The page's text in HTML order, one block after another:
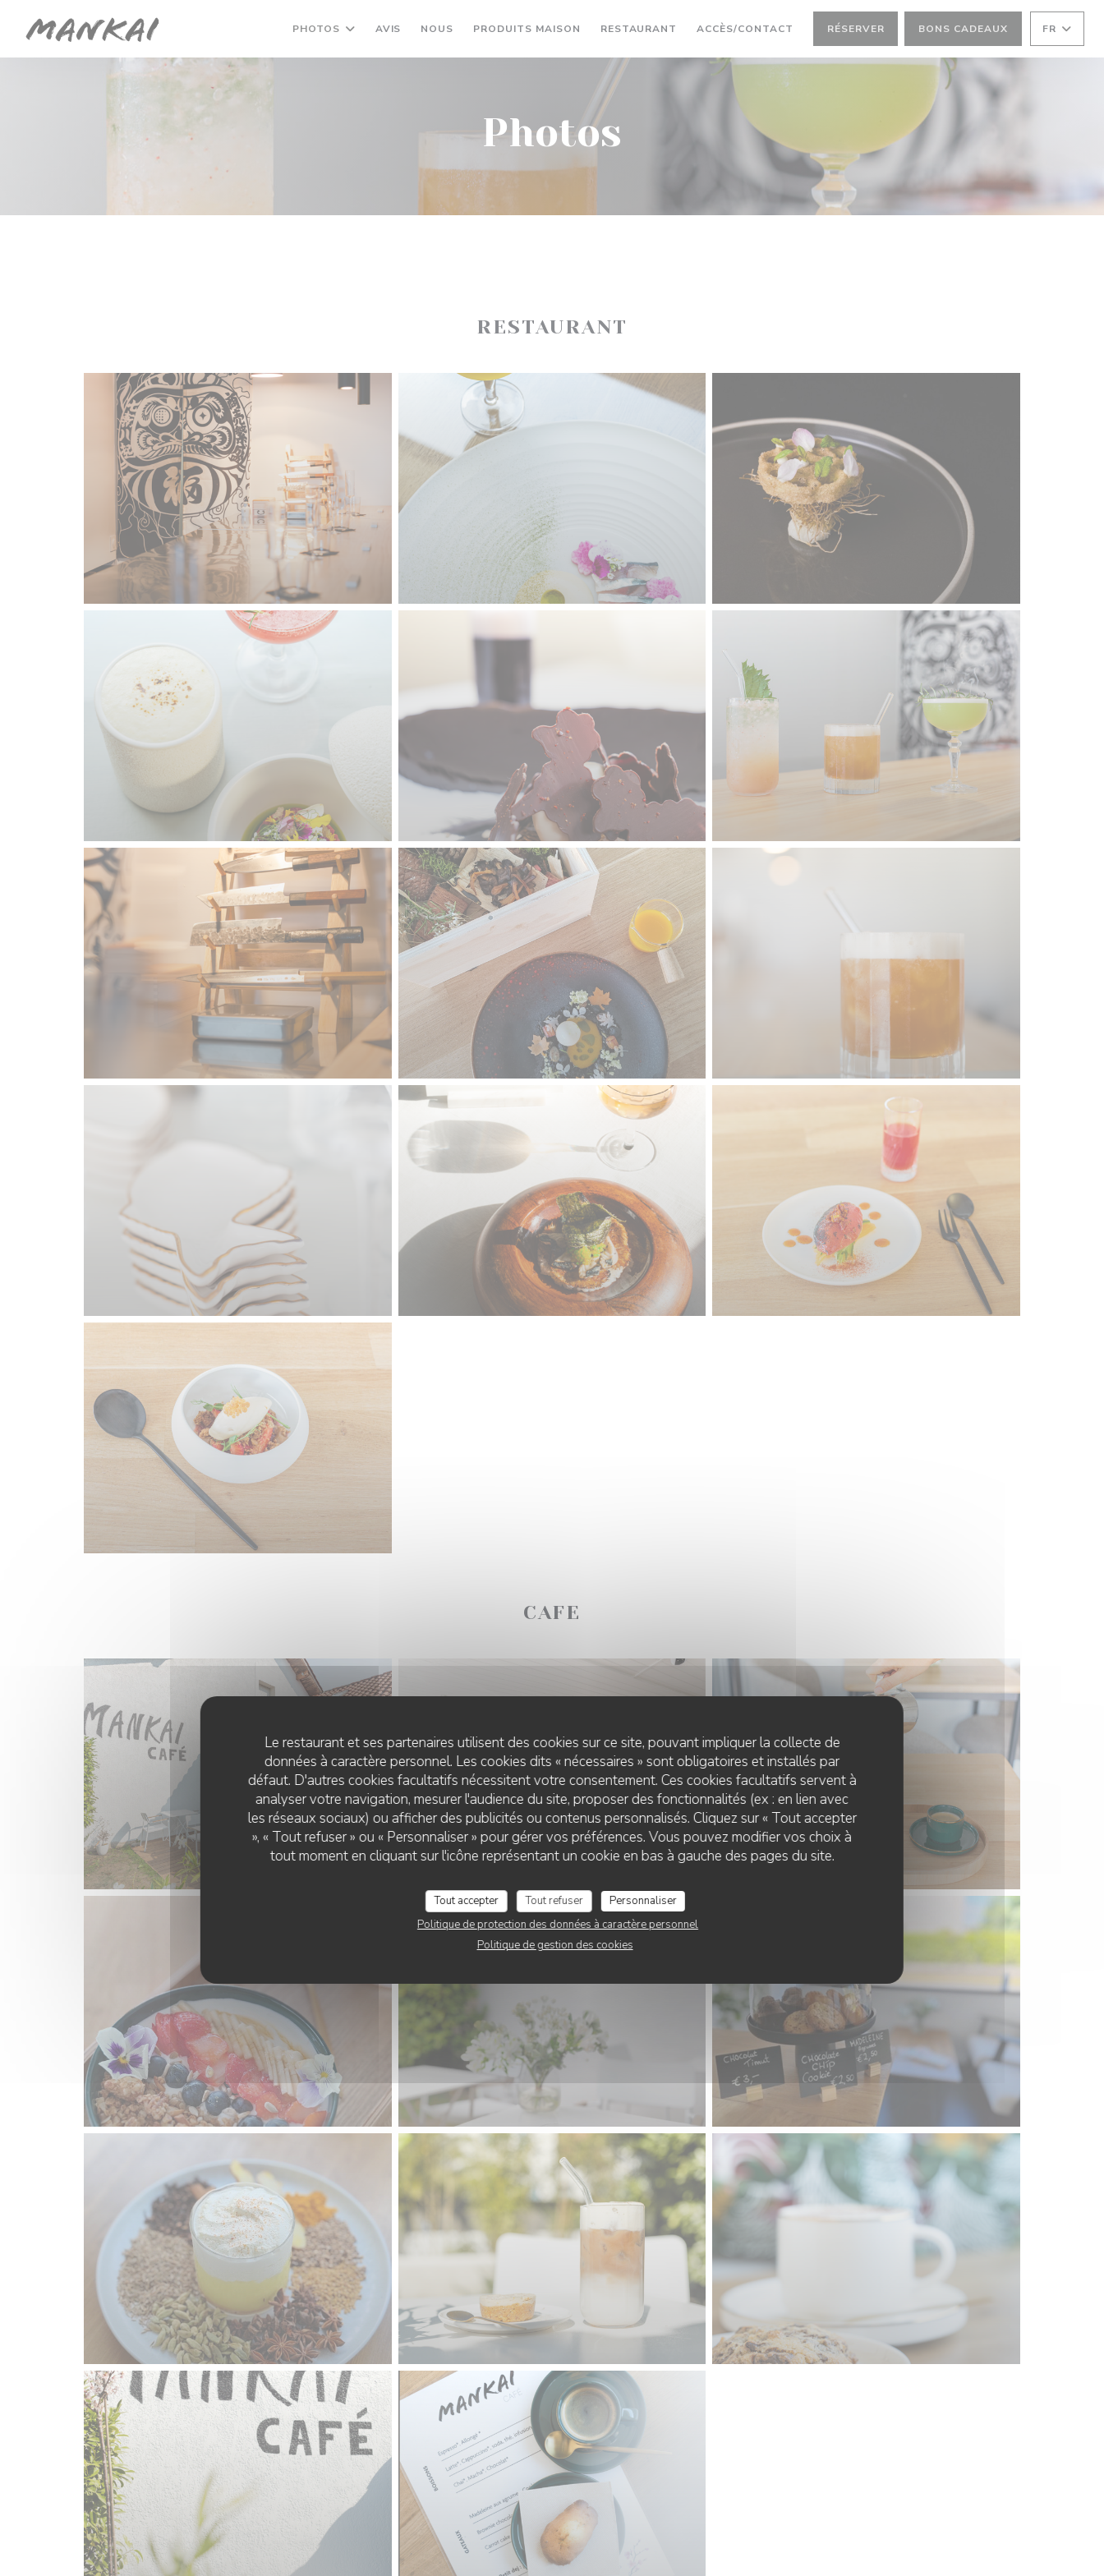
Le restaurant et ses partenaires utilisent des cookies sur ce site, pouvant impliquer la collecte de
données à caractère personnel. Les cookies dits « nécessaires » sont obligatoires et installés par
défaut. D'autres cookies facultatifs nécessitent votre consentement. Ces cookies facultatifs servent à
analyser votre navigation, mesurer l'audience du site, proposer des fonctionnalités (ex : en lien avec
les réseaux sociaux) ou afficher des publicités ou contenus personnalisés. Cliquez sur « Tout accepter
», « Tout refuser » ou « Personnaliser » pour gérer vos préférences. Vous pouvez modifier vos choix à
tout moment en cliquant sur l'icône représentant un cookie en bas à gauche des pages du site.
Tout accepter Tout refuser
Personnaliser
Politique de protection des données à caractère personnel
Politique de gestion des cookies
PHOTOS AVIS NOUS PRODUITS MAISON ((OUVRE UNE NOUVELLE FENÊTRE))
RESTAURANT ((OUVRE UNE NOUVELLE FENÊTRE))
ACCÈS/CONTACT RÉSERVER BONS CADEAUX FR
Photos
RESTAURANT
CAFE